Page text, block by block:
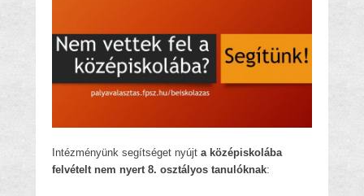
Intézményünk segítséget nyújt a középiskolába
felvételt nem nyert 8. osztályos tanulóknak: